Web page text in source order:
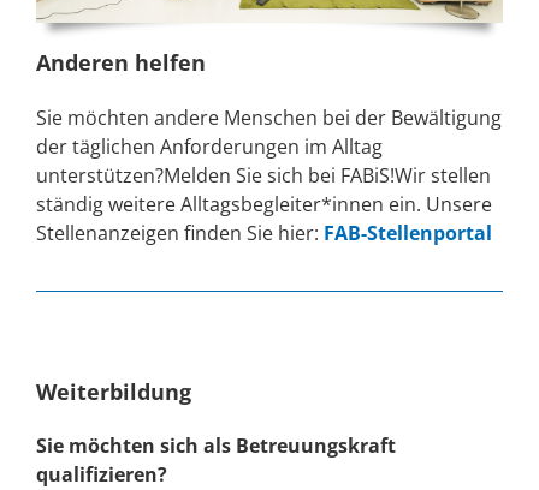
Anderen helfen
Sie möchten andere Menschen bei der Bewältigung
der täglichen Anforderungen im Alltag
unterstützen?Melden Sie sich bei FABiS!Wir stellen
ständig weitere Alltagsbegleiter*innen ein. Unsere
Stellenanzeigen finden Sie hier: FAB-Stellenportal
Weiterbildung
Sie möchten sich als Betreuungskraft
qualifizieren?